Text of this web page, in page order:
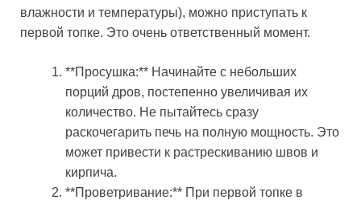
влажности и температуры), можно приступать к
первой топке. Это очень ответственный момент.
**Просушка:** Начинайте с небольших
порций дров, постепенно увеличивая их
количество. Не пытайтесь сразу
раскочегарить печь на полную мощность. Это
может привести к растрескиванию швов и
кирпича.
**Проветривание:** При первой топке в